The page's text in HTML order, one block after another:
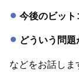
今後のビット
どういう問題
などをお話しま